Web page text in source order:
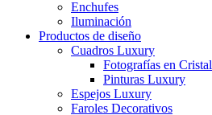
Enchufes
Iluminación
Productos de diseño
Cuadros Luxury
Fotografías en Cristal
Pinturas Luxury
Espejos Luxury
Faroles Decorativos